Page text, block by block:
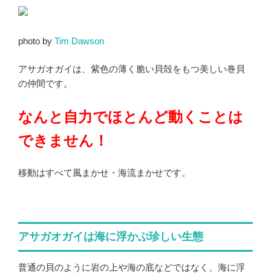
photo by Tim Dawson
アサガオガイは、紫色の薄く脆い貝殻をもつ美しい巻貝
の仲間です。
なんと自力でほとんど動くことは
できません！
移動はすべて風まかせ・海流まかせです。
アサガオガイは海に浮かぶ珍しい生態
普通の貝のように岩の上や海の底などではなく、海に浮